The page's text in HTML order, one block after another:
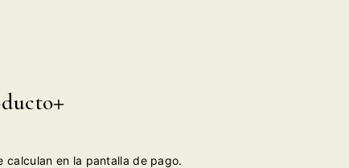
calculan en la pantalla de pago.